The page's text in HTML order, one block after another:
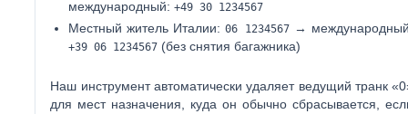
международный:+49 30 1234567
Местный житель Италии:06 1234567 →
+39 06 1234567 (без снятия багажника)
Наш инструмент автоматически удаляет ведущий транк
для мест назначения, куда он обычно сбрасывается,